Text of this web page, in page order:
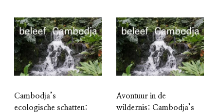
Cambodja’s
ecologische schatten:
Avontuur in de
wildernis: Cambodja’s